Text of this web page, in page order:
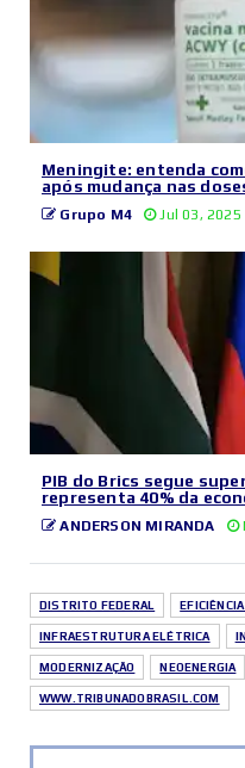
Meningite: entenda
após mudança nas
Grupo M4 Jul 03, 2025
PIB do Brics segue
representa 40% da
ANDERSON MIRANDA
DISTRITO FEDERAL
INFRAESTRUTURA ELÉTRICA
MODERNIZAÇÃO NEOENERGIA
WWW.TRIBUNADOBRASIL.COM